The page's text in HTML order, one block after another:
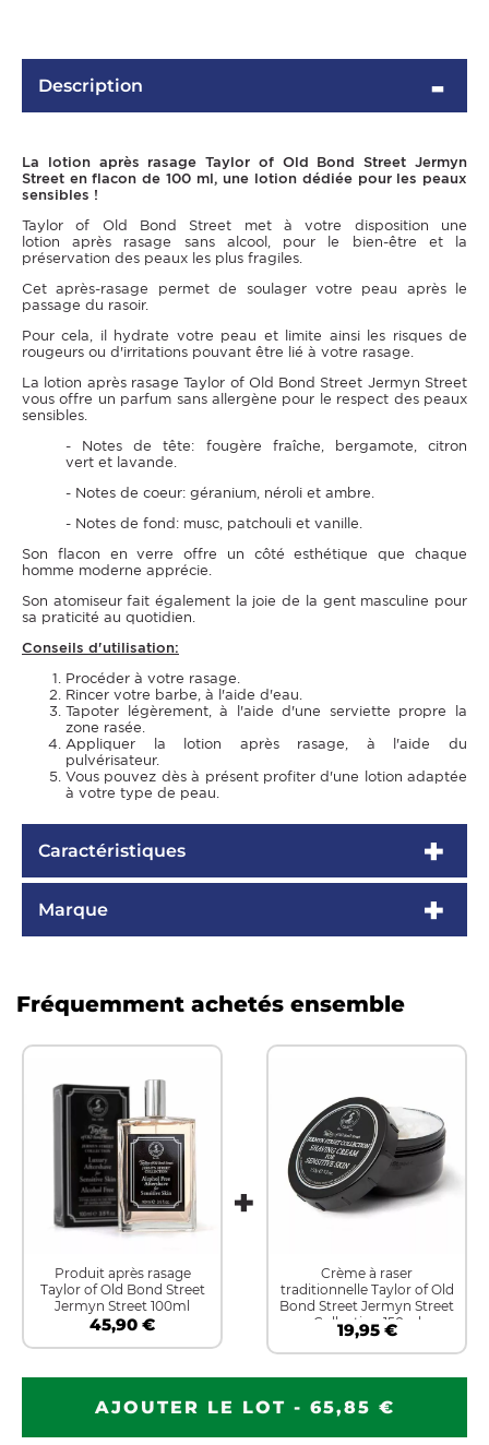
Description
La lotion après rasage Taylor of Old Bond Street Jermyn
Street en flacon de 100 ml, une lotion dédiée pour les peaux
sensibles !
Taylor of Old Bond Street met à votre disposition une
lotion après rasage sans alcool, pour le bien-être et la
préservation des peaux les plus fragiles.
Cet après-rasage permet de soulager votre peau après le
passage du rasoir.
Pour cela, il hydrate votre peau et limite ainsi les risques de
rougeurs ou d'irritations pouvant être lié à votre rasage.
La lotion après rasage Taylor of Old Bond Street Jermyn Street
vous offre un parfum sans allergène pour le respect des peaux
sensibles.
- Notes de tête: fougère fraîche, bergamote, citron
vert et lavande.
- Notes de coeur: géranium, néroli et ambre.
- Notes de fond: musc, patchouli et vanille.
Son flacon en verre offre un côté esthétique que chaque
homme moderne apprécie.
Son atomiseur fait également la joie de la gent masculine pour
sa praticité au quotidien.
Conseils d'utilisation:
Procéder à votre rasage.
Rincer votre barbe, à l'aide d'eau.
Tapoter légèrement, à l'aide d'une serviette propre la
zone rasée.
Appliquer la lotion après rasage, à l'aide du
pulvérisateur.
Vous pouvez dès à présent profiter d'une lotion adaptée
à votre type de peau.
Caractéristiques
Marque
Fréquemment achetés ensemble
Produit après rasage
Taylor of Old Bond Street
Jermyn Street 100ml
45,90 €
Crème à raser
traditionnelle Taylor of Old
Bond Street Jermyn Street
Collection 150ml
19,95 €
AJOUTER LE LOT - 65,85 €